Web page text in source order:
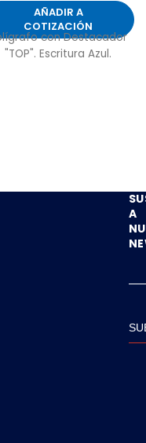
AÑADIR A
COTIZACIÓN
con Destacador
"TOP". Escritura Azul.
A